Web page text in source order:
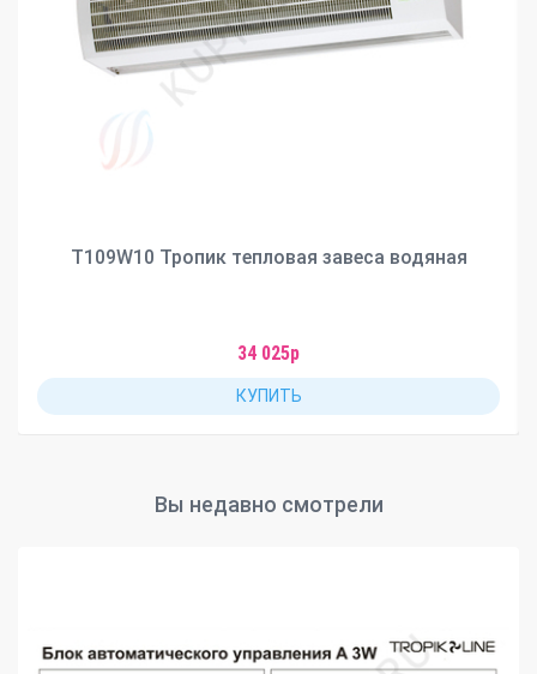
Т109W10 Тропик тепловая завеса водяная
34 025р
КУПИТЬ
Вы недавно смотрели